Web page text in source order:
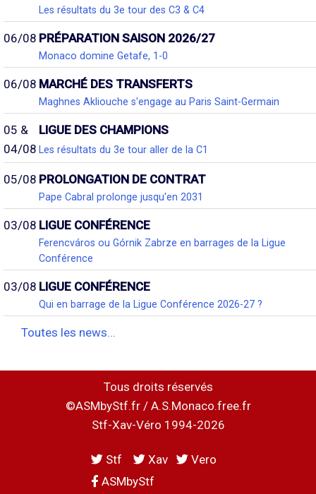
Les résultats du 3e tour des C3 & C4
06/08 PRÉPARATION SAISON 2026/27
Monaco domine Getafe, 1-0
06/08 MARCHÉ DES TRANSFERTS
Maghnes Akliouche s'engage au Paris Saint-Germain
05 &
04/08
LIGUE DES CHAMPIONS
Les résultats du 3e tour aller de la C1
05/08 PROLONGATION DE CONTRAT
Pape Cabral prolonge jusqu'en 2031
03/08 LIGUE CONFÉRENCE
Ferencváros ou Górnik Zabrze en barrages de la Ligue
Conférence
03/08 LIGUE CONFÉRENCE
Qui en barrage de la Ligue Conférence 2026-27 ?
Toutes les news...
Tous droits réservés
©ASMbyStf.fr / A.S.Monaco.free.fr
Stf-Xav-Véro 1994-2026
Stf Xav
Vero
ASMbyStf